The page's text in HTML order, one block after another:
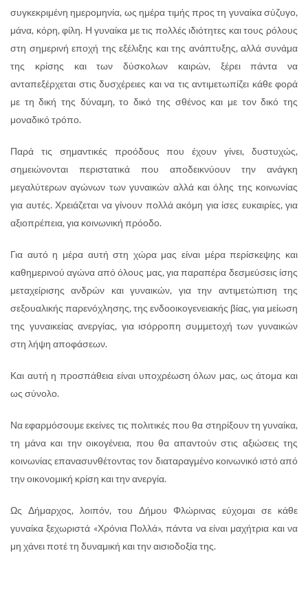
συγκεκριμένη ημερομηνία, ως ημέρα τιμής προς τη γυναίκα σύζυγο,
μάνα, κόρη, φίλη. Η γυναίκα με τις πολλές ιδιότητες και τους ρόλους
στη σημερινή εποχή της εξέλιξης και της ανάπτυξης, αλλά συνάμα
της κρίσης και των δύσκολων καιρών, ξέρει πάντα να
ανταπεξέρχεται στις δυσχέρειες και να τις αντιμετωπίζει κάθε φορά
με τη δική της δύναμη, το δικό της σθένος και με τον δικό της
μοναδικό τρόπο.
Παρά τις σημαντικές προόδους που έχουν γίνει, δυστυχώς,
σημειώνονται περιστατικά που αποδεικνύουν την ανάγκη
μεγαλύτερων αγώνων των γυναικών αλλά και όλης της κοινωνίας
για αυτές. Χρειάζεται να γίνουν πολλά ακόμη για ίσες ευκαιρίες, για
αξιοπρέπεια, για κοινωνική πρόοδο.
Για αυτό η μέρα αυτή στη χώρα μας είναι μέρα περίσκεψης και
καθημερινού αγώνα από όλους μας, για παραπέρα δεσμεύσεις ίσης
μεταχείρισης ανδρών και γυναικών, για την αντιμετώπιση της
σεξουαλικής παρενόχλησης, της ενδοοικογενειακής βίας, για μείωση
της γυναικείας ανεργίας, για ισόρροπη συμμετοχή των γυναικών
στη λήψη αποφάσεων.
Και αυτή η προσπάθεια είναι υποχρέωση όλων μας, ως άτομα και
ως σύνολο.
Να εφαρμόσουμε εκείνες τις πολιτικές που θα στηρίξουν τη γυναίκα,
τη μάνα και την οικογένεια, που θα απαντούν στις αξιώσεις της
κοινωνίας επανασυνθέτοντας τον διαταραγμένο κοινωνικό ιστό από
την οικονομική κρίση και την ανεργία.
Ως Δήμαρχος, λοιπόν, του Δήμου Φλώρινας εύχομαι σε κάθε
γυναίκα ξεχωριστά «Χρόνια Πολλά», πάντα να είναι μαχήτρια και να
μη χάνει ποτέ τη δυναμική και την αισιοδοξία της.